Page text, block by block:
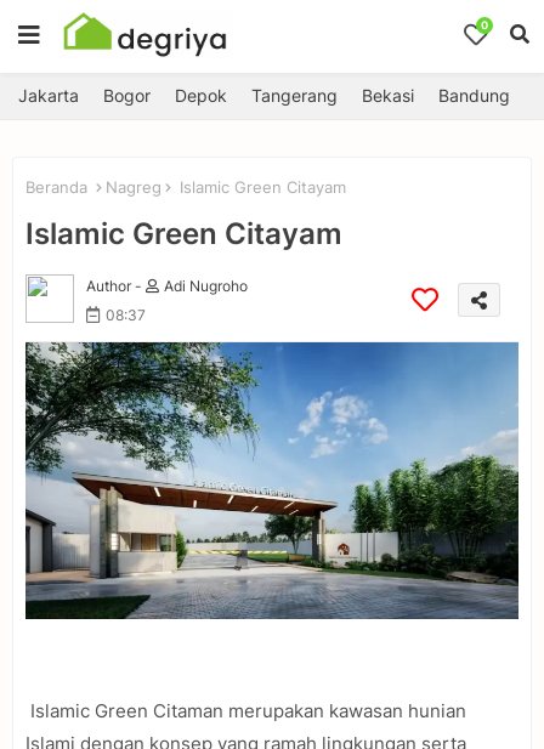
0
Jakarta Bogor Depok Tangerang Bekasi Bandung
Beranda Nagreg Islamic Green Citayam
Islamic Green Citayam
Author -
Adi Nugroho
08:37
Islamic Green Citaman merupakan kawasan hunian
Islami dengan konsep yang ramah lingkungan serta